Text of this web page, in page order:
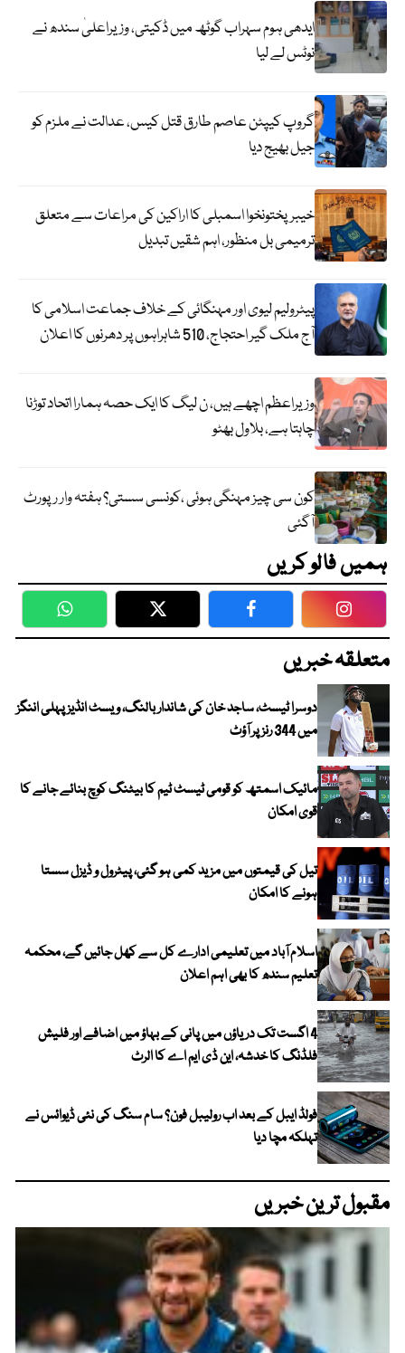
ایدھی ہوم سہراب گوٹھ میں ڈکیتی، وزیراعلیٰ سندھ نے
نوٹس لے لیا
گروپ کیپٹن عاصم طارق قتل کیس، عدالت نے ملزم کو
جیل بھیج دیا
خیبرپختونخوا اسمبلی کا اراکین کی مراعات سے متعلق
ترمیمی بل منظور، اہم شقیں تبدیل
پیٹرولیم لیوی اور مہنگائی کے خلاف جماعت اسلامی کا
آج ملک گیر احتجاج، 510 شاہراہوں پر دھرنوں کا اعلان
وزیراعظم اچھے ہیں، ن لیگ کا ایک حصہ ہمارا اتحاد توڑنا
چاہتا ہے، بلاول بھٹو
کون سی چیز مہنگی ہوئی ،کونسی سستی؟ ہفتہ وار رپورٹ
آگئی
ہمیں فالو کریں
WhatsApp Twitter Facebook
متعلقہ خبریں
دوسرا ٹیسٹ، ساجد خان کی شاندار بالنگ، ویسٹ انڈیز پہلی اننگز
میں 344 رنز پر آؤٹ
مائیک اسمتھ کو قومی ٹیسٹ ٹیم کا بیٹنگ کوچ بنائے جانے کا
قوی امکان
تیل کی قیمتوں میں مزید کمی ہو گئی، پیٹرول و ڈیزل سستا
ہونے کا امکان
اسلام آباد میں تعلیمی ادارے کل سے کھل جائیں گے، محکمہ
تعلیم سندھ کا بھی اہم اعلان
4 اگست تک دریاؤں میں پانی کے بہاؤ میں اضافے اور فلیش
فلڈنگ کا خدشہ، این ڈی ایم اے کا الرٹ
فولڈ ایبل کے بعد اب رولیبل فون؟ سام سنگ کی نئی ڈیوائس نے
تہلکہ مچا دیا
مقبول ترین خبریں